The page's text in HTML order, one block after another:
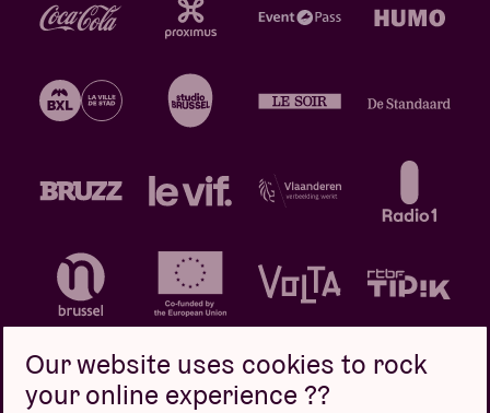
Our website uses cookies to rock
your online experience ??